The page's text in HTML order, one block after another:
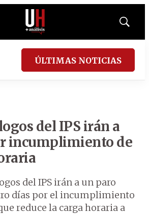
Mostrar
ÚLTIMAS NOTICIAS
del IPS irán a
incumplimiento de
del IPS irán a un paro
días por el incumplimiento
reduce la carga horaria a